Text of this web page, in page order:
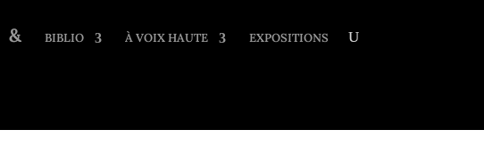
& BIBLIO À VOIX HAUTE EXPOSITIONS